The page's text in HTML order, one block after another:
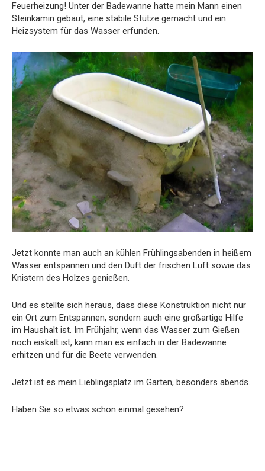
Feuerheizung! Unter der Badewanne hatte mein Mann einen
Steinkamin gebaut, eine stabile Stütze gemacht und ein
Heizsystem für das Wasser erfunden.
Jetzt konnte man auch an kühlen Frühlingsabenden in heißem
Wasser entspannen und den Duft der frischen Luft sowie das
Knistern des Holzes genießen.
Und es stellte sich heraus, dass diese Konstruktion nicht nur
ein Ort zum Entspannen, sondern auch eine großartige Hilfe
im Haushalt ist. Im Frühjahr, wenn das Wasser zum Gießen
noch eiskalt ist, kann man es einfach in der Badewanne
erhitzen und für die Beete verwenden.
Jetzt ist es mein Lieblingsplatz im Garten, besonders abends.
Haben Sie so etwas schon einmal gesehen?